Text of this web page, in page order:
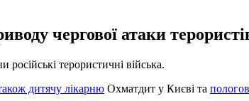
чергової атаки
терористичні війська.
дитячу лікарню Охматдит у Києві та